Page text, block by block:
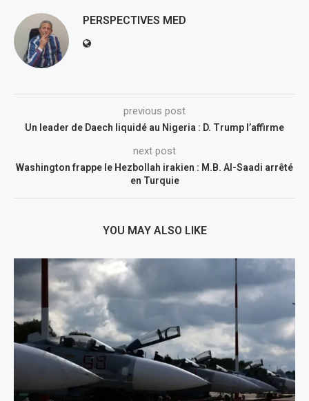
PERSPECTIVES MED
previous post
Un leader de Daech liquidé au Nigeria : D. Trump l’affirme
next post
Washington frappe le Hezbollah irakien : M.B. Al-Saadi arrêté
en Turquie
YOU MAY ALSO LIKE